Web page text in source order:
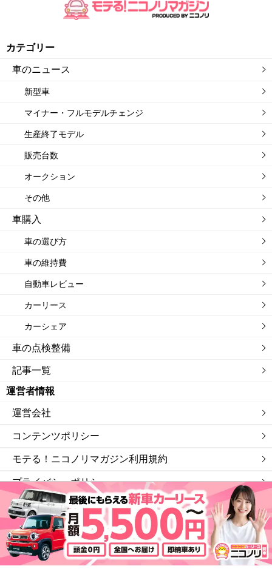
カテゴリー
車のニュース
新型車
マイナー・フルモデルチェンジ
生産終了モデル
販売台数
オークション
その他
車購入
車の選び方
車の維持費
自動車レビュー
カーリース
カーシェア
車の点検整備
記事一覧
運営者情報
運営会社
コンテンツポリシー
モテる！ニコノリマガジン利用規約
プライバシーポリシー
サイトマップ
私たちは「ニコニコレンタカー」を運営する会社です。
©モテる！ニコノリマガジン.